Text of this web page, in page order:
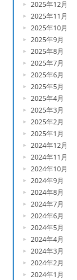
2025年12月
2025年11月
2025年10月
2025年9月
2025年8月
2025年7月
2025年6月
2025年5月
2025年4月
2025年3月
2025年2月
2025年1月
2024年12月
2024年11月
2024年10月
2024年9月
2024年8月
2024年7月
2024年6月
2024年5月
2024年4月
2024年3月
2024年2月
2024年1月